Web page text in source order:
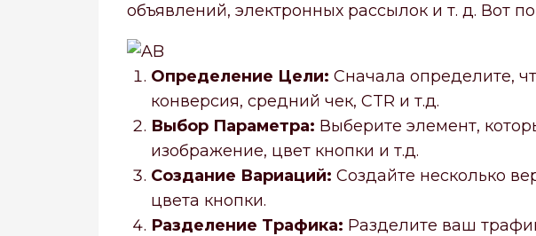
объявлений, электронных рассылок и т. д. Вот
Определение Цели: Сначала определите,
конверсия, средний чек, CTR и т.д.
Выбор Параметра: Выберите элемент,
изображение, цвет кнопки и т.д.
Создание Вариаций: Создайте несколько
цвета кнопки.
Разделение Трафика: Разделите ваш